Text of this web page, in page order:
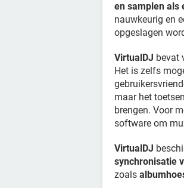
en samplen als
nauwkeurig en
opgeslagen
VirtualDJ bevat
Het is zelfs
maar het
brengen. Voor
software om
VirtualDJ
synchronisatie
zoals